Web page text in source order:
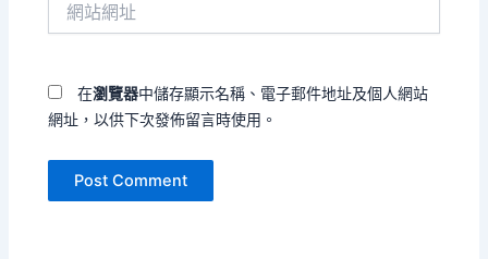
在瀏覽器中儲存顯示名稱、電子郵件地址及個人網站
網址，以供下次發佈留言時使用。